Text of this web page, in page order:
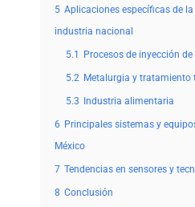
5 Aplicaciones específicas de
industria nacional
5.1 Procesos de inyección
5.2 Metalurgia y tratamiento
5.3 Industria alimentaria
6 Principales sistemas y
México
7 Tendencias en sensores y
8 Conclusión